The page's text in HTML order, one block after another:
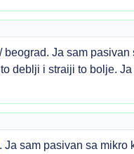
/ beograd. Ja sam
deblji i straiji to bolje.
. Ja sam pasivan sa mikro